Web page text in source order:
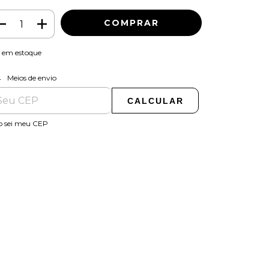
em estoque
para o CEP:
Meios de envio
CALCULAR
sei meu CEP